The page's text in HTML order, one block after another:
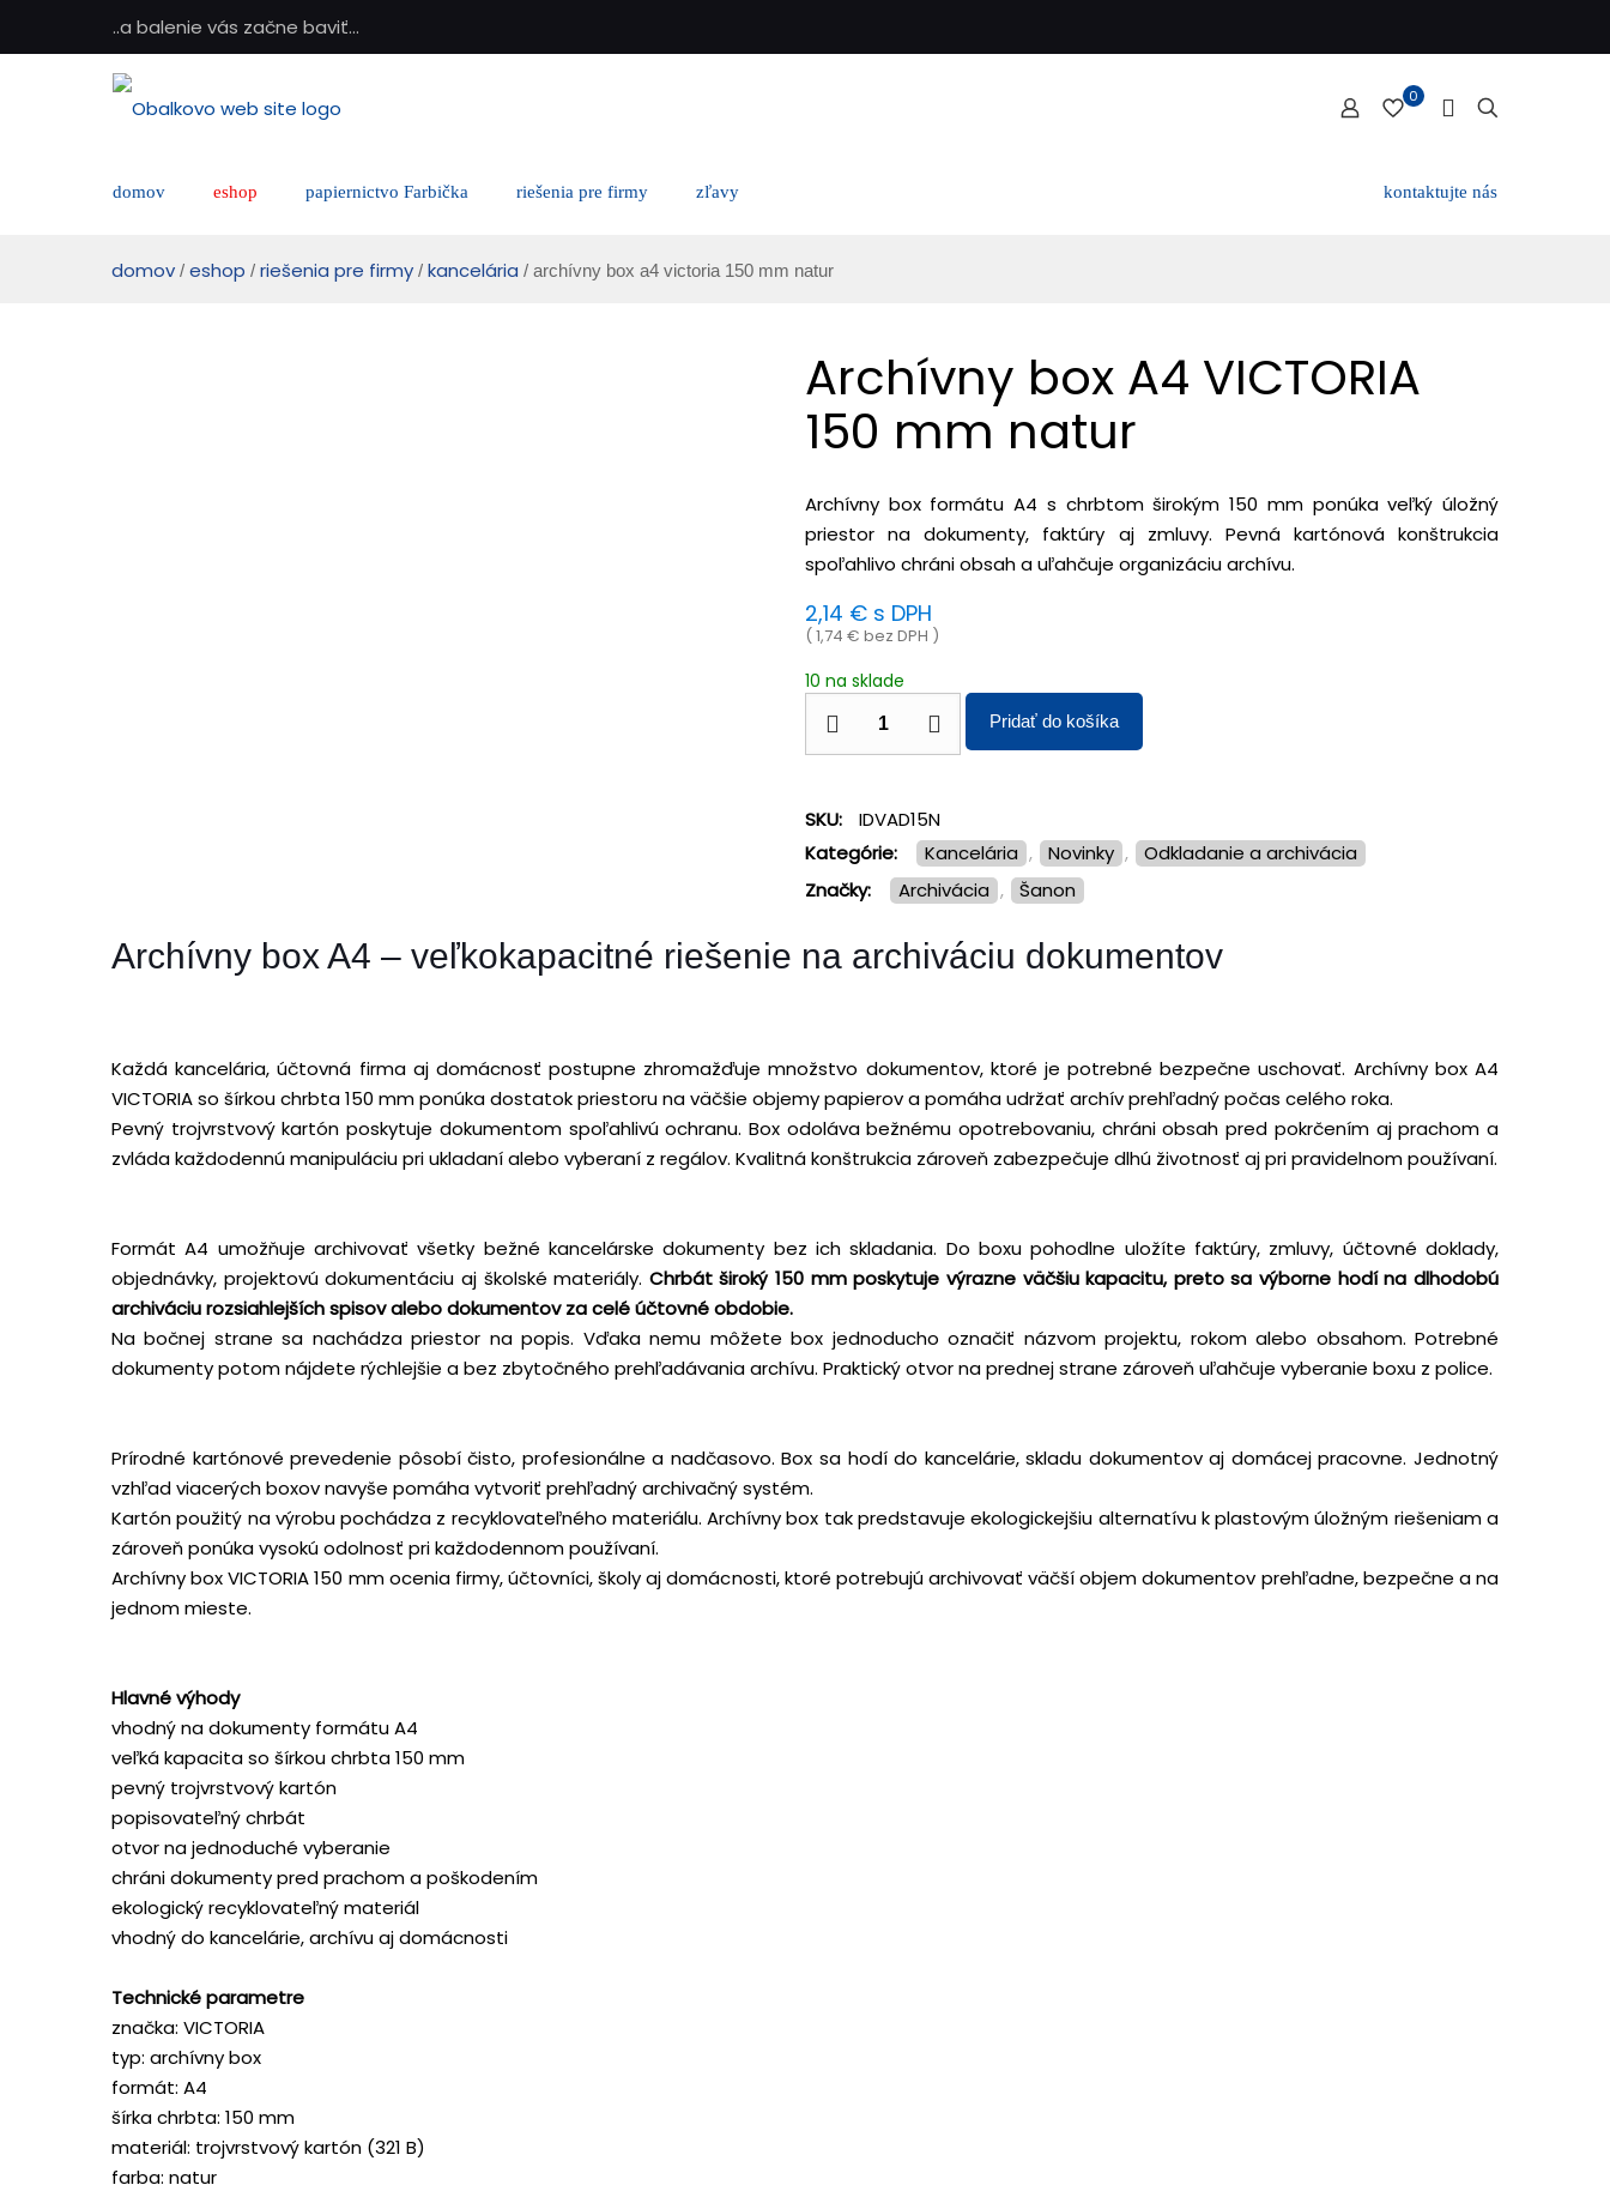
..a balenie vás začne baviť...
0
domov eshop papiernictvo Farbička riešenia pre firmy zľavy kontaktujte nás
domov / eshop / riešenia pre firmy / kancelária / archívny box a4 victoria 150 mm natur
Archívny box A4 VICTORIA
150 mm natur
Archívny box formátu A4 s chrbtom širokým 150 mm ponúka veľký úložný
priestor na dokumenty, faktúry aj zmluvy. Pevná kartónová konštrukcia
spoľahlivo chráni obsah a uľahčuje organizáciu archívu.
2,14 € s DPH
(1,74 € bez DPH )
10 na sklade
Pridať do košíka
SKU:
IDVAD15N
Kategórie:
Kancelária , Novinky ,
Odkladanie a archivácia
Značky:
archivácia , šanon
Archívny box A4 – veľkokapacitné riešenie na archiváciu dokumentov
Každá kancelária, účtovná firma aj domácnosť postupne zhromažďuje množstvo dokumentov, ktoré je potrebné bezpečne uschovať. Archívny box A4
VICTORIA so šírkou chrbta 150 mm ponúka dostatok priestoru na väčšie objemy papierov a pomáha udržať archív prehľadný počas celého roka.
Pevný trojvrstvový kartón poskytuje dokumentom spoľahlivú ochranu. Box odoláva bežnému opotrebovaniu, chráni obsah pred pokrčením aj prachom a
zvláda každodennú manipuláciu pri ukladaní alebo vyberaní z regálov. Kvalitná konštrukcia zároveň zabezpečuje dlhú životnosť aj pri pravidelnom používaní.
Formát A4 umožňuje archivovať všetky bežné kancelárske dokumenty bez ich skladania. Do boxu pohodlne uložíte faktúry, zmluvy, účtovné doklady,
objednávky, projektovú dokumentáciu aj školské materiály. Chrbát široký 150 mm poskytuje výrazne väčšiu kapacitu, preto sa výborne hodí na dlhodobú
archiváciu rozsiahlejších spisov alebo dokumentov za celé účtovné obdobie.
Na bočnej strane sa nachádza priestor na popis. Vďaka nemu môžete box jednoducho označiť názvom projektu, rokom alebo obsahom. Potrebné
dokumenty potom nájdete rýchlejšie a bez zbytočného prehľadávania archívu. Praktický otvor na prednej strane zároveň uľahčuje vyberanie boxu z police.
Prírodné kartónové prevedenie pôsobí čisto, profesionálne a nadčasovo. Box sa hodí do kancelárie, skladu dokumentov aj domácej pracovne. Jednotný
vzhľad viacerých boxov navyše pomáha vytvoriť prehľadný archivačný systém.
Kartón použitý na výrobu pochádza z recyklovateľného materiálu. Archívny box tak predstavuje ekologickejšiu alternatívu k plastovým úložným riešeniam a
zároveň ponúka vysokú odolnosť pri každodennom používaní.
Archívny box VICTORIA 150 mm ocenia firmy, účtovníci, školy aj domácnosti, ktoré potrebujú archivovať väčší objem dokumentov prehľadne, bezpečne a na
jednom mieste.
Hlavné výhody
vhodný na dokumenty formátu A4
veľká kapacita so šírkou chrbta 150 mm
pevný trojvrstvový kartón
popisovateľný chrbát
otvor na jednoduché vyberanie
chráni dokumenty pred prachom a poškodením
ekologický recyklovateľný materiál
vhodný do kancelárie, archívu aj domácnosti
Technické parametre
značka: VICTORIA
typ: archívny box
formát: A4
šírka chrbta: 150 mm
materiál: trojvrstvový kartón (321 B)
farba: natur